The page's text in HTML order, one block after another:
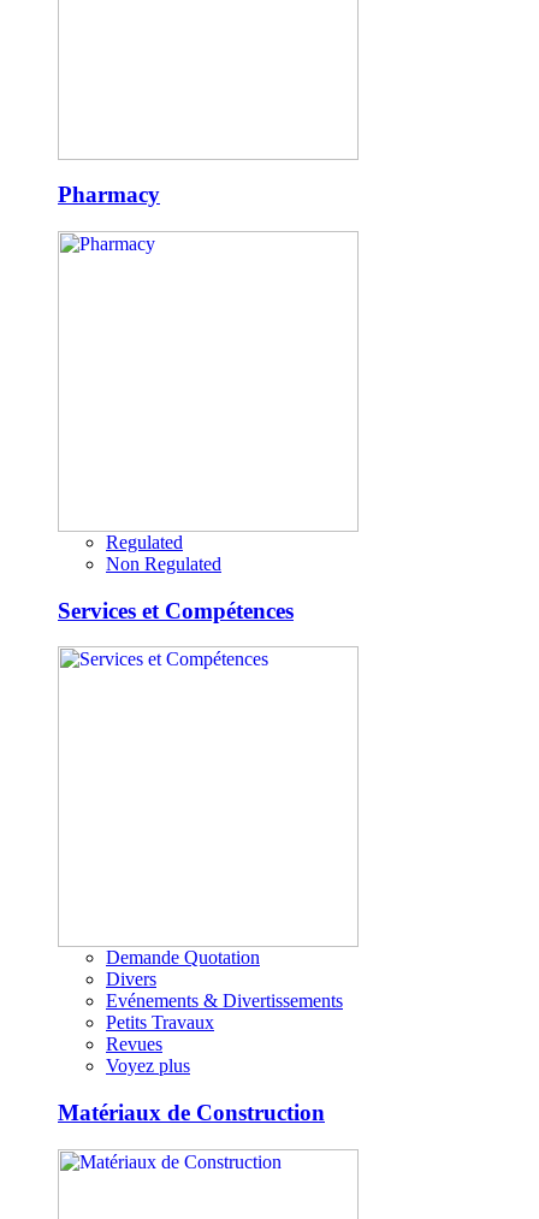
Pharmacy
Regulated
Non Regulated
Services et Compétences
Demande Quotation
Divers
Evénements & Divertissements
Petits Travaux
Revues
Voyez plus
Matériaux de Construction